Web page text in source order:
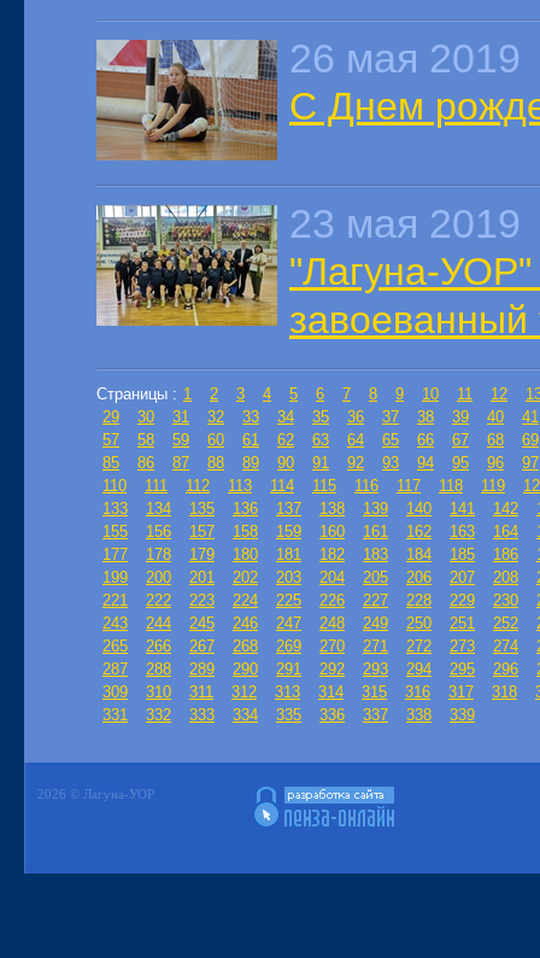
26 мая 2019
С Днем
23 мая 2019
"Лагуна-УОР"
Страницы : 1 2 3 4 5 6 7 8 9 10 11 12
29
30 31 32 33 34 35 36 37 38 39 40
41
57
58 59 60 61 62 63 64 65 66 67 68
69
85
86 87 88 89 90 91 92 93 94 95 96
97
110
111 112 113 114 115 116 117 118 119
133
134 135 136 137 138 139 140 141 142
155
156 157 158 159 160 161 162 163 164
177
178 179 180 181 182 183 184 185 186
199
200 201 202 203 204 205 206 207 208
221
222 223 224 225 226 227 228 229 230
243
244 245 246 247 248 249 250 251 252
265
266 267 268 269 270 271 272 273 274
287
288 289 290 291 292 293 294 295 296
309
310 311 312 313 314 315 316 317 318
331
332 333 334 335 336 337 338 339
2026 © Лагуна-УОР